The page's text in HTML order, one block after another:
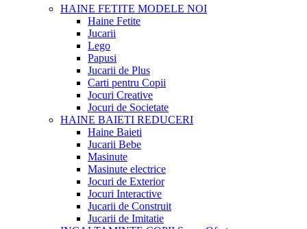
HAINE FETITE MODELE NOI
Haine Fetite
Jucarii
Lego
Papusi
Jucarii de Plus
Carti pentru Copii
Jocuri Creative
Jocuri de Societate
HAINE BAIETI REDUCERI
Haine Baieti
Jucarii Bebe
Masinute
Masinute electrice
Jocuri de Exterior
Jocuri Interactive
Jucarii de Construit
Jucarii de Imitatie